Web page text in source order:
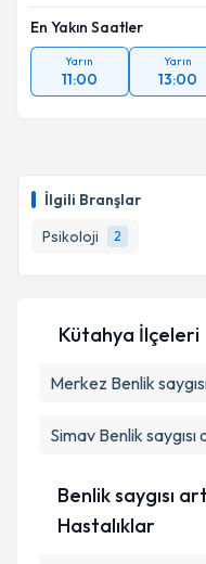
İlgili Branşlar
Psikoloji
2
En Yakın Saatler
Yarın
11:00
Yarın
13:00
Kütahya İlçeleri
Merkez Benlik
Simav Benlik saygısı
Benlik saygısı
Hastalıklar